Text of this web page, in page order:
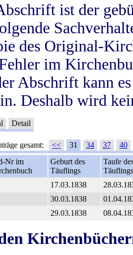
ist der
des Original-
im
Abschrift kann
Deshalb wird
Detail
gesamt: << 31 34 37
40
Nr im
Geburt des
Täuflings
Taufe
Täuflings
17.03.1838
30.03.1838
29.03.1838